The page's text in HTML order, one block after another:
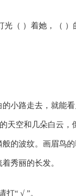
光（ ）着她，（
小路走去，就能
天空和几朵白云
的波纹。画眉鸟
秀丽的长发。
“ √ ”。